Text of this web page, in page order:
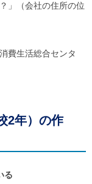
」（会社の住所の位
費生活総合センタ
2年）の作
る